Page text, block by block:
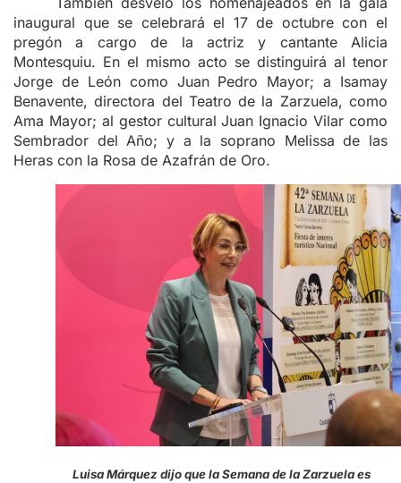
inaugural que se celebrará el 17 de octubre con el
pregón a cargo de la actriz y cantante Alicia
Montesquiu. En el mismo acto se distinguirá al tenor
Jorge de León como Juan Pedro Mayor; a Isamay
Benavente, directora del Teatro de la Zarzuela, como
Ama Mayor; al gestor cultural Juan Ignacio Vilar como
Sembrador del Año; y a la soprano Melissa de las
Heras con la Rosa de Azafrán de Oro.
Luisa Márquez dijo que la Semana de la Zarzuela es